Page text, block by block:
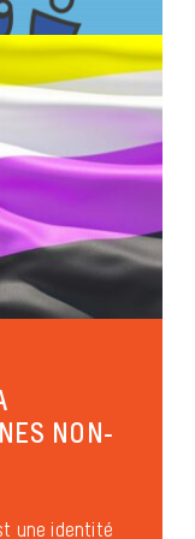
NON-
une identité